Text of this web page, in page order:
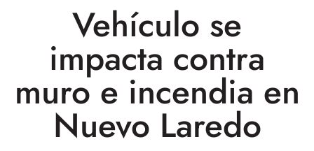
Vehículo se
impacta contra
muro e incendia en
Nuevo Laredo